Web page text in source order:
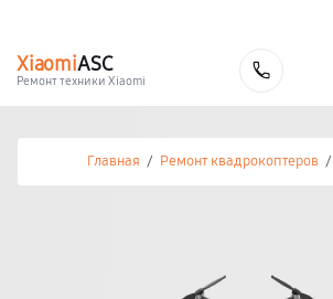
XiaomiASC
Ремонт техники Xiaomi
Главная / Ремонт квадрокоптеров /